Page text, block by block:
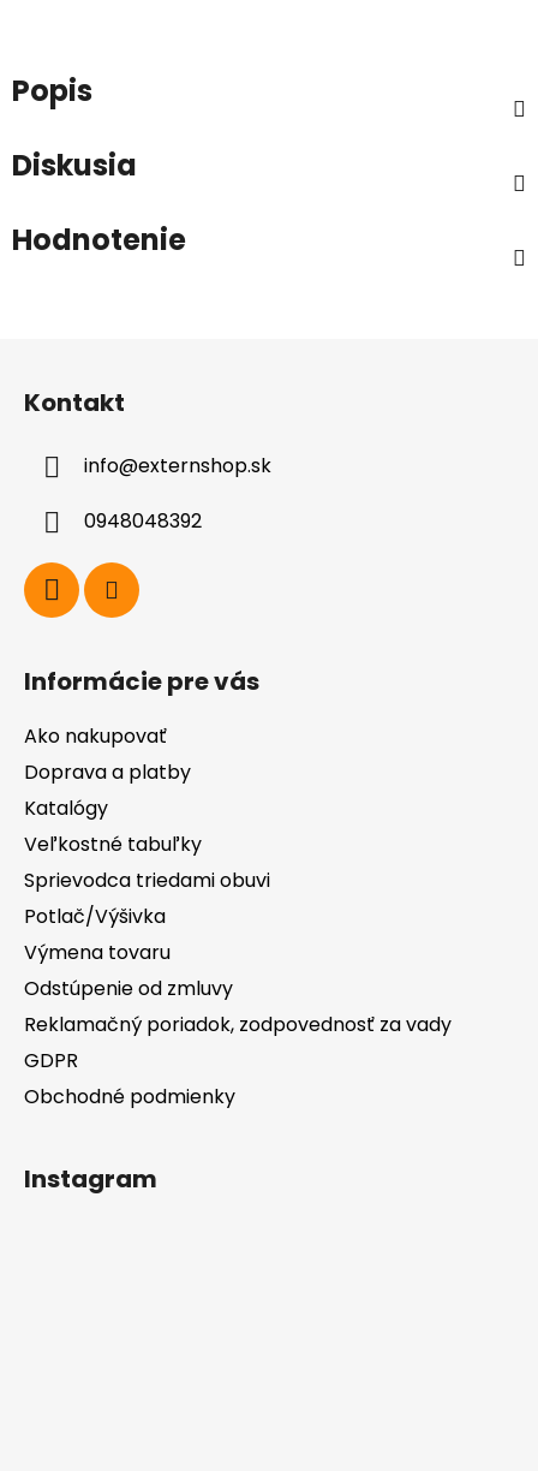
Popis
Diskusia
Hodnotenie
Kontakt
info@externshop.sk
0948048392
Informácie pre vás
Ako nakupovať
Doprava a platby
Katalógy
Veľkostné tabuľky
Sprievodca triedami obuvi
Potlač/Výšivka
Výmena tovaru
Odstúpenie od zmluvy
Reklamačný poriadok, zodpovednosť za vady
GDPR
Obchodné podmienky
Instagram